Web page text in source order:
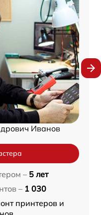
Иванов
– 5 лет
– 1 030
принтеров и